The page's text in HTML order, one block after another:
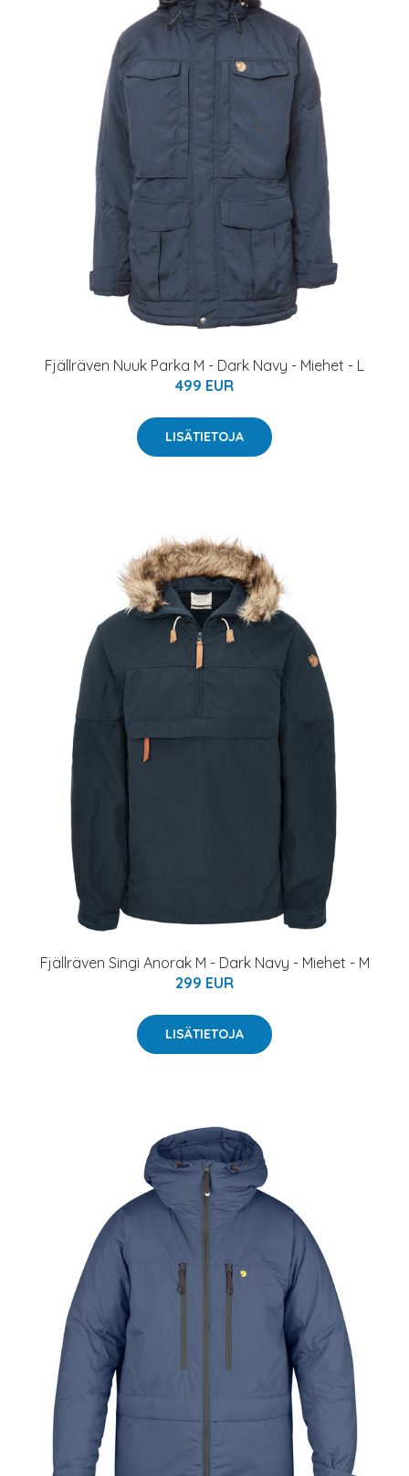
Fjällräven Nuuk Parka M - Dark Navy - Miehet - L
499 EUR
LISÄTIETOJA
Fjällräven Singi Anorak M - Dark Navy - Miehet - M
299 EUR
LISÄTIETOJA